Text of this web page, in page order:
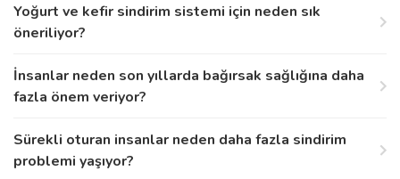
Yoğurt ve kefir sindirim sistemi için neden sık
öneriliyor?
İnsanlar neden son yıllarda bağırsak sağlığına daha
fazla önem veriyor?
Sürekli oturan insanlar neden daha fazla sindirim
problemi yaşıyor?